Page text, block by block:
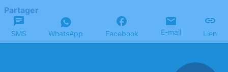
Partager
SMS WhatsApp Facebook E-mail Lien